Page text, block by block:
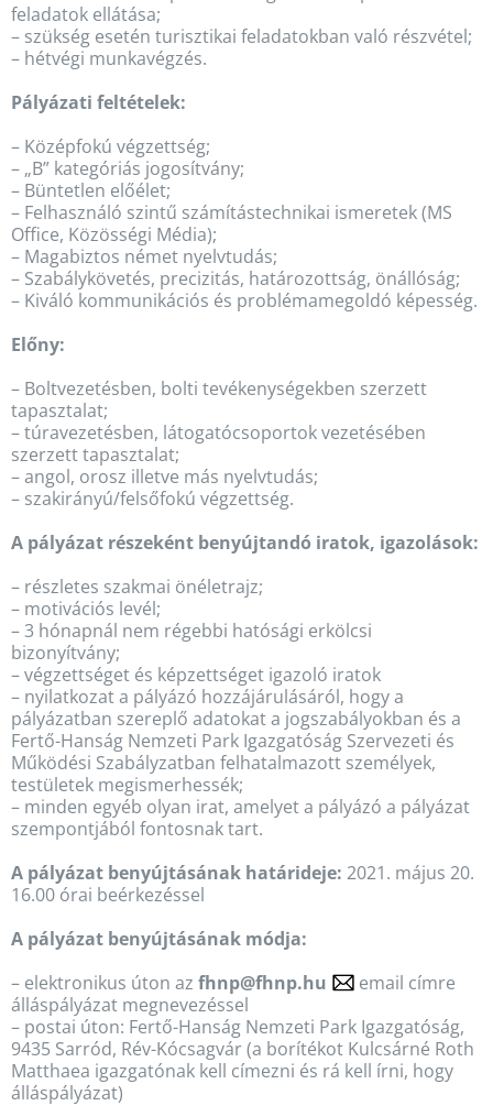
feladatok ellátása;
– szükség esetén turisztikai feladatokban való részvétel;
– hétvégi munkavégzés.
Pályázati feltételek:
– Középfokú végzettség;
– „B” kategóriás jogosítvány;
– Büntetlen előélet;
– Felhasználó szintű számítástechnikai ismeretek (MS
Office, Közösségi Média);
– Magabiztos német nyelvtudás;
– Szabálykövetés, precizitás, határozottság, önállóság;
– Kiváló kommunikációs és problémamegoldó képesség.
Előny:
– Boltvezetésben, bolti tevékenységekben szerzett
tapasztalat;
– túravezetésben, látogatócsoportok vezetésében
szerzett tapasztalat;
– angol, orosz illetve más nyelvtudás;
– szakirányú/felsőfokú végzettség.
A pályázat részeként benyújtandó iratok, igazolások:
– részletes szakmai önéletrajz;
– motivációs levél;
– 3 hónapnál nem régebbi hatósági erkölcsi
bizonyítvány;
– végzettséget és képzettséget igazoló iratok
– nyilatkozat a pályázó hozzájárulásáról, hogy a
pályázatban szereplő adatokat a jogszabályokban és a
Fertő-Hanság Nemzeti Park Igazgatóság Szervezeti és
Működési Szabályzatban felhatalmazott személyek,
testületek megismerhessék;
– minden egyéb olyan irat, amelyet a pályázó a pályázat
szempontjából fontosnak tart.
A pályázat benyújtásának határideje: 2021. május 20.
16.00 órai beérkezéssel
A pályázat benyújtásának módja:
– elektronikus úton az fhnp@fhnp.hu
email címre
álláspályázat megnevezéssel
– postai úton: Fertő-Hanság Nemzeti Park Igazgatóság,
9435 Sarród, Rév-Kócsagvár (a borítékot Kulcsárné Roth
Matthaea igazgatónak kell címezni és rá kell írni, hogy
álláspályázat)